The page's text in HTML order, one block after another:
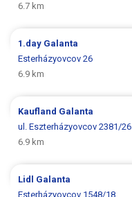
6.7 km
1.day Galanta
Esterházyovcov 26
6.9 km
Kaufland Galanta
ul. Eszterházyovcov 2381/26
6.9 km
Lidl Galanta
Esterházyovcov 1548/18